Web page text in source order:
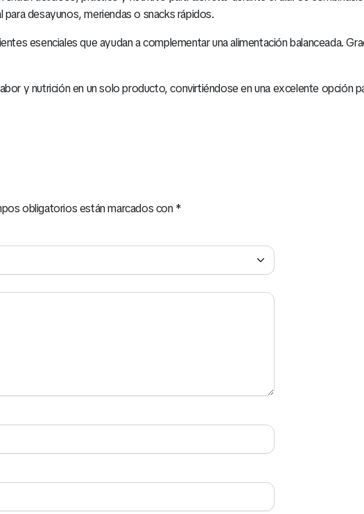
desayunos, meriendas o snacks rápidos.
esenciales que ayudan a complementar una alimentación balanceada.
y nutrición en un solo producto, convirtiéndose en una excelente opción
obligatorios están marcados con*